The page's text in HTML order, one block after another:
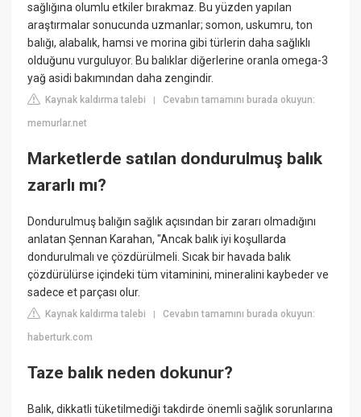
sağlığına olumlu etkiler bırakmaz. Bu yüzden yapılan
araştırmalar sonucunda uzmanlar; somon, uskumru, ton
balığı, alabalık, hamsi ve morina gibi türlerin daha sağlıklı
olduğunu vurguluyor. Bu balıklar diğerlerine oranla omega-3
yağ asidi bakımından daha zengindir.
Kaynak kaldırma talebi |Cevabın tamamını burada okuyun:
memurlar.net
Marketlerde satılan dondurulmuş balık
zararlı mı?
Dondurulmuş balığın sağlık açısından bir zararı olmadığını
anlatan Şennan Karahan, "Ancak balık iyi koşullarda
dondurulmalı ve çözdürülmeli. Sıcak bir havada balık
çözdürülürse içindeki tüm vitaminini, mineralini kaybeder ve
sadece et parçası olur.
Kaynak kaldırma talebi |Cevabın tamamını burada okuyun:
haberturk.com
Taze balık neden dokunur?
Balık, dikkatli tüketilmediği takdirde önemli sağlık sorunlarına